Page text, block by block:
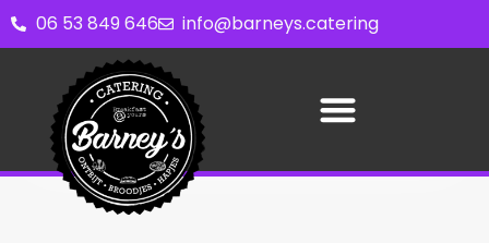
06 53 849 646 info@barneys.catering